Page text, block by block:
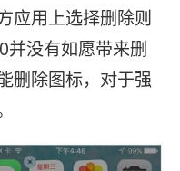
应用上选择删除则
并没有如愿带来删
删除图标，对于强